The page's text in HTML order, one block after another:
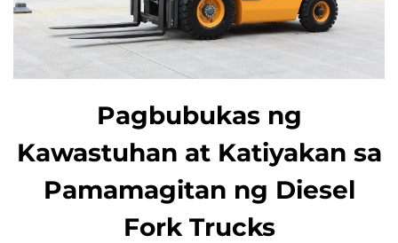
Pagbubukas ng
Kawastuhan at Katiyakan sa
Pamamagitan ng Diesel
Fork Trucks